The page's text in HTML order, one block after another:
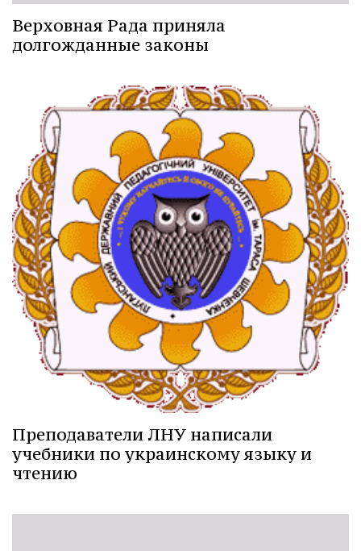
Верховная Рада приняла
долгожданные законы
Преподаватели ЛНУ написали
учебники по украинскому языку и
чтению